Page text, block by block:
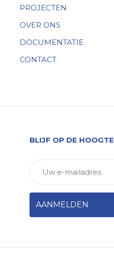
PROJECTEN
OVER ONS
DOCUMENTATIE
CONTACT
BLIJF OP DE HOOGTE